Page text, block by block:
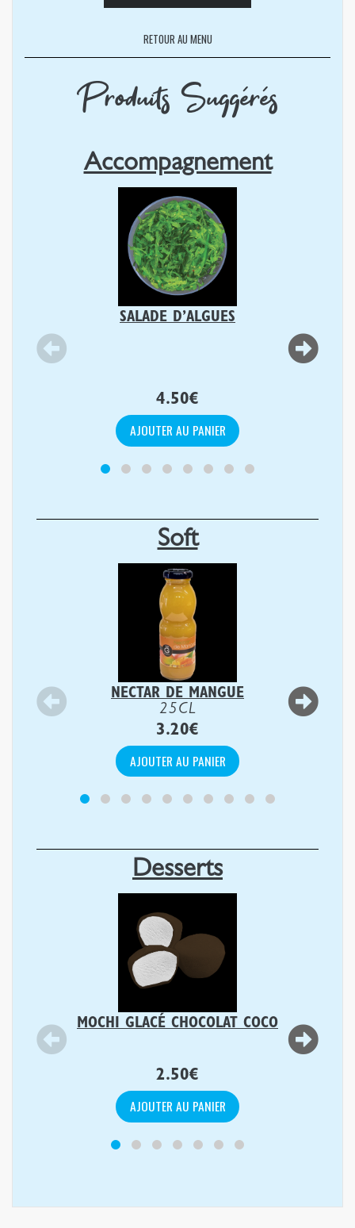
RETOUR AU MENU
Produits Suggérés
Accompagnement
SALADE D’ALGUES
4.50€
AJOUTER AU PANIER
Soft
NECTAR DE MANGUE
25CL
3.20€
AJOUTER AU PANIER
Desserts
MOCHI GLACÉ CHOCOLAT COCO
2.50€
AJOUTER AU PANIER